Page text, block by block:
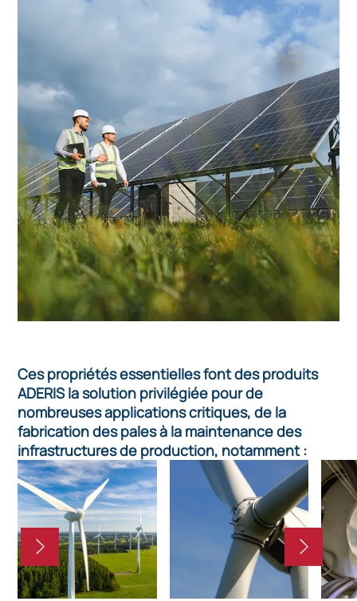
Ces propriétés essentielles font des produits
ADERIS la solution privilégiée pour de
nombreuses applications critiques, de la
fabrication des pales à la maintenance des
infrastructures de production, notamment :